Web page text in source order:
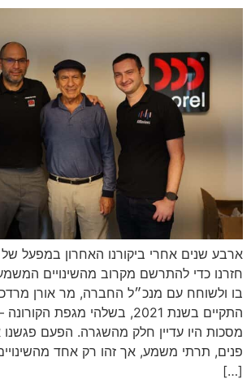
חזרנו כדי להתרשם מקרוב מהשינויים
בו ולשוחח עם מנכ״ל החברה, מר אורן
התקיים בשנת 2021, בשלהי מגפת
מסכות היו עדיין חלק מהשגרה. הפעם
פנים, תרתי משמע, אך זהו רק אחד
[…]